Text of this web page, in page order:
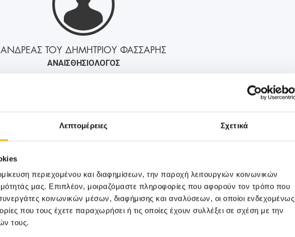
Λεπτομέρειες Σχετικά
περιεχομένου και διαφημίσεων, την παροχή λειτουργιών κοινωνικών
μας. Επιπλέον, μοιραζόμαστε πληροφορίες που αφορούν τον τρόπο που
κοινωνικών μέσων, διαφήμισης και αναλύσεων, οι οποίοι ενδεχομένως
που τους έχετε παραχωρήσει ή τις οποίες έχουν συλλέξει σε σχέση με την
τους.
ΑΝΔΡΕΑΣ ΤΟΥ ΔΗΜΗΤΡΙΟΥ ΦΑΣΣΑΡΗΣ
ΑΝΑΙΣΘΗΣΙΟΛΟΓΟΣ